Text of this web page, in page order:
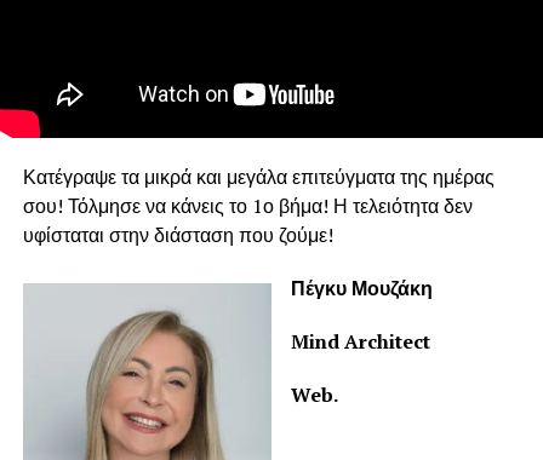
Κατέγραψε τα μικρά και μεγάλα επιτεύγματα της ημέρας
σου! Τόλμησε να κάνεις το 1ο βήμα! Η τελειότητα δεν
υφίσταται στην διάσταση που ζούμε!
Πέγκυ Μουζάκη
Mind Architect
Web.